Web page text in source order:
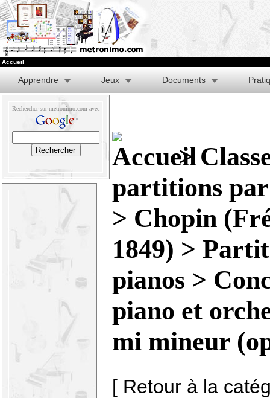
Accueil
Apprendre Jeux Documents
Rechercher sur metronimo.com avec
>
partitions
> Chopin
1849) >
pianos >
piano et
mi mineur
[ Retour à la